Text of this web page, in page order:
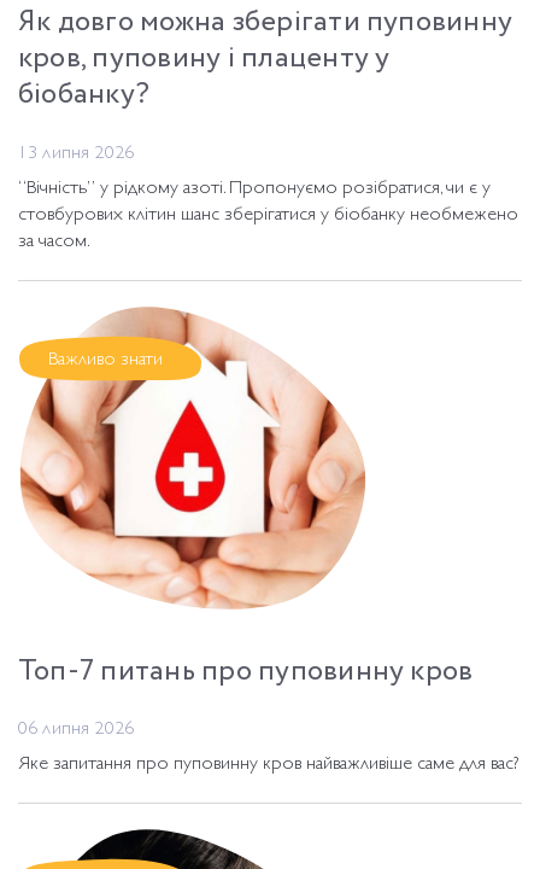
Як довго можна зберігати пуповинну
кров, пуповину і плаценту у
біобанку?
13 липня 2026
“Вічність” у рідкому азоті. Пропонуємо розібратися, чи є у
стовбурових клітин шанс зберігатися у біобанку необмежено
за часом.
Важливо знати
Топ-7 питань про пуповинну кров
06 липня 2026
Яке запитання про пуповинну кров найважливіше саме для вас?